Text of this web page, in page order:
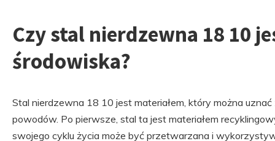
Czy stal nierdzewna 18 10
środowiska?
Stal nierdzewna 18 10 jest materiałem, który można
powodów. Po pierwsze, stal ta jest materiałem
swojego cyklu życia może być przetwarzana i